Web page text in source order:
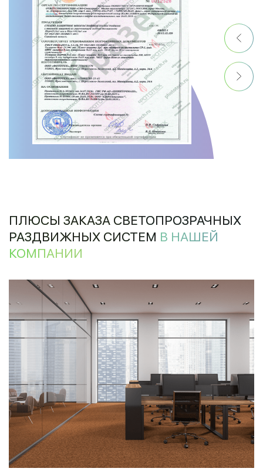
ПЛЮСЫ ЗАКАЗА СВЕТОПРОЗРАЧНЫХ
РАЗДВИЖНЫХ СИСТЕМ В НАШЕЙ
КОМПАНИИ